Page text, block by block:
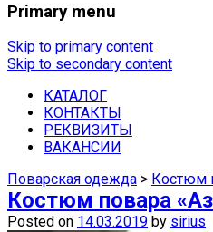
Спецодежда в
магазины
Купить
средства защиты
наших магазинах в
Primary menu
Skip to primary content
Skip to secondary content
КАТАЛОГ
КОНТАКТЫ
РЕКВИЗИТЫ
ВАКАНСИИ
Поварская одежда > Костюм
Костюм повара
Posted on 14.03.2019 by sirius